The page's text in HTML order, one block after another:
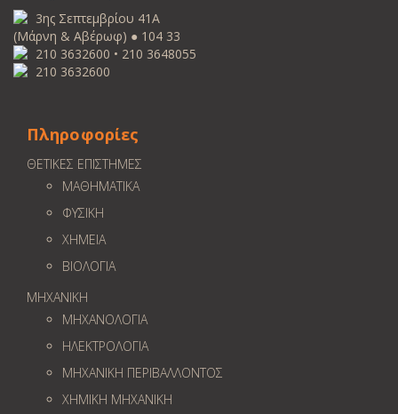
3ης Σεπτεμβρίου 41Α
(Μάρνη & Αβέρωφ) ● 104 33
210 3632600 • 210 3648055
210 3632600
Πληροφορίες
ΘΕΤΙΚΕΣ ΕΠΙΣΤΗΜΕΣ
ΜΑΘΗΜΑΤΙΚΑ
ΦΥΣΙΚΗ
ΧΗΜΕΙΑ
ΒΙΟΛΟΓΙΑ
ΜΗΧΑΝΙΚΗ
ΜΗΧΑΝΟΛΟΓΙΑ
ΗΛΕΚΤΡΟΛΟΓΙΑ
ΜΗΧΑΝΙΚΗ ΠΕΡΙΒΑΛΛΟΝΤΟΣ
ΧΗΜΙΚΗ ΜΗΧΑΝΙΚΗ